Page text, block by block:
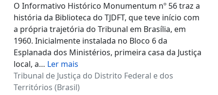
O Informativo Histórico Monumentum nº 56 traz a
história da Biblioteca do TJDFT, que teve início com
a própria trajetória do Tribunal em Brasília, em
1960. Inicialmente instalada no Bloco 6 da
Esplanada dos Ministérios, primeira casa da Justiça
local, a… Ler mais
Tribunal de Justiça do Distrito Federal e dos
Territórios (Brasil)